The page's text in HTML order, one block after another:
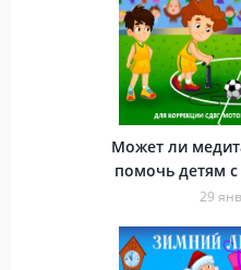
Может ли
помочь детям
29